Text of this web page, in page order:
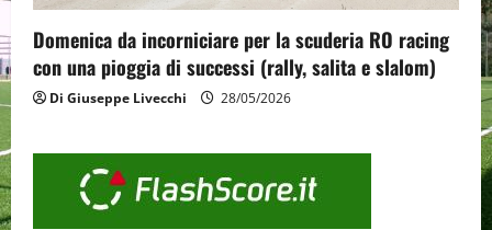
Domenica da incorniciare per la scuderia RO racing
con una pioggia di successi (rally, salita e slalom)
Di Giuseppe Livecchi 28/05/2026